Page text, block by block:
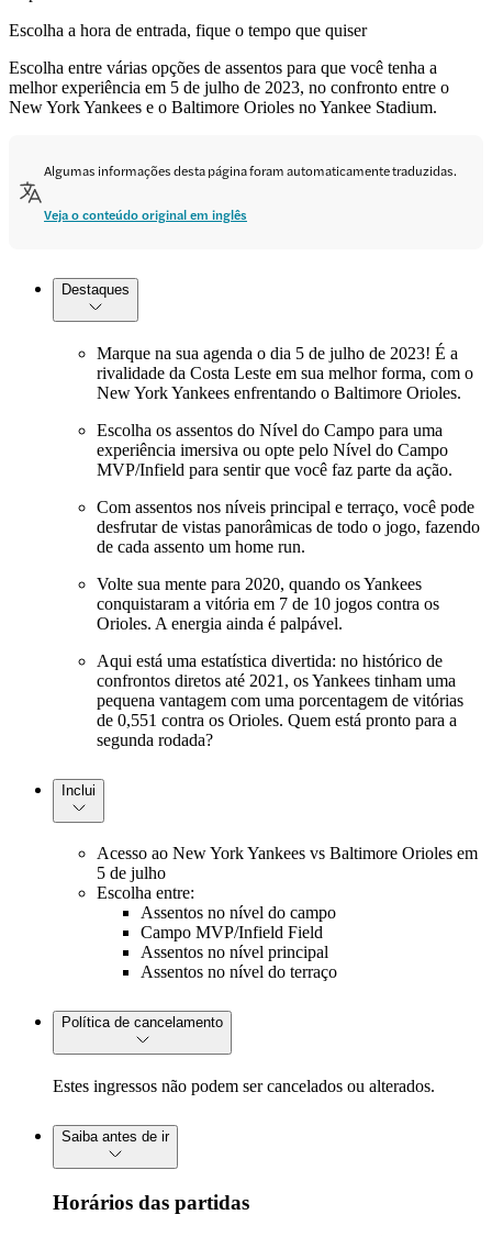
Escolha a hora de entrada, fique o tempo que quiser
Escolha entre várias opções de assentos para que você tenha a
melhor experiência em 5 de julho de 2023, no confronto entre o
New York Yankees e o Baltimore Orioles no Yankee Stadium.
Algumas informações desta página foram automaticamente traduzidas.
Veja o conteúdo original em inglês
Destaques
Marque na sua agenda o dia 5 de julho de 2023! É a
rivalidade da Costa Leste em sua melhor forma, com o
New York Yankees enfrentando o Baltimore Orioles.
Escolha os assentos do Nível do Campo para uma
experiência imersiva ou opte pelo Nível do Campo
MVP/Infield para sentir que você faz parte da ação.
Com assentos nos níveis principal e terraço, você pode
desfrutar de vistas panorâmicas de todo o jogo, fazendo
de cada assento um home run.
Volte sua mente para 2020, quando os Yankees
conquistaram a vitória em 7 de 10 jogos contra os
Orioles. A energia ainda é palpável.
Aqui está uma estatística divertida: no histórico de
confrontos diretos até 2021, os Yankees tinham uma
pequena vantagem com uma porcentagem de vitórias
de 0,551 contra os Orioles. Quem está pronto para a
segunda rodada?
Inclui
Acesso ao New York Yankees vs Baltimore Orioles em
5 de julho
Escolha entre:
Assentos no nível do campo
Campo MVP/Infield Field
Assentos no nível principal
Assentos no nível do terraço
Política de cancelamento
Estes ingressos não podem ser cancelados ou alterados.
Saiba antes de ir
Horários das partidas